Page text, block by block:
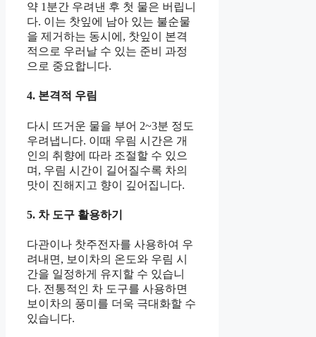
약 1분간 우려낸 후 첫 물은 버립니
다. 이는 찻잎에 남아 있는 불순물
을 제거하는 동시에, 찻잎이 본격
적으로 우러날 수 있는 준비 과정
으로 중요합니다.
4. 본격적 우림
다시 뜨거운 물을 부어 2~3분 정도
우려냅니다. 이때 우림 시간은 개
인의 취향에 따라 조절할 수 있으
며, 우림 시간이 길어질수록 차의
맛이 진해지고 향이 깊어집니다.
5. 차 도구 활용하기
다관이나 찻주전자를 사용하여 우
려내면, 보이차의 온도와 우림 시
간을 일정하게 유지할 수 있습니
다. 전통적인 차 도구를 사용하면
보이차의 풍미를 더욱 극대화할 수
있습니다.